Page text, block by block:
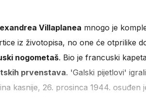
Villaplanea mnogo je
iz životopisa, no one će otprilike
nogometaš. Bio je francuski
prvenstava. 'Galski pijetlovi'
kasnije, 26. prosinca 1944. osuđen